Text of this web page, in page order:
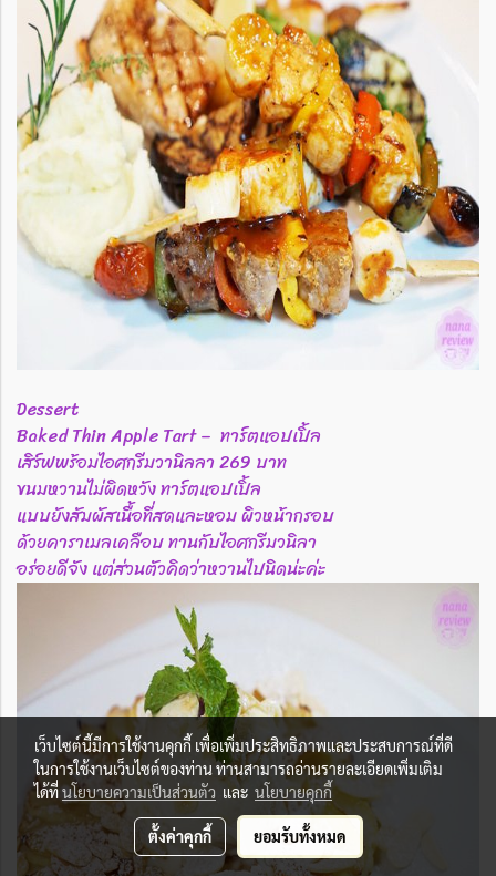
Dessert
Baked Thin Apple Tart – ทาร์ตแอปเปิ้ล
เสิร์ฟพร้อมไอศกรีมวานิลลา 269 บาท
ขนมหวานไม่ผิดหวัง ทาร์ตแอปเปิ้ล
แบบยังสัมผัสเนื้อที่สดและหอม ผิวหน้ากรอบ
ด้วยคาราเมลเคลือบ ทานกับไอศกรีมวนิลา
อร่อยดีจัง แต่ส่วนตัวคิดว่าหวานไปนิดน่ะค่ะ
เว็บไซต์นี้มีการใช้งานคุกกี้ เพื่อเพิ่มประสิทธิภาพและประสบการณ์ที่ดี
ในการใช้งานเว็บไซต์ของท่าน ท่านสามารถอ่านรายละเอียดเพิ่มเติม
ได้ที่นโยบายความเป็นส่วนตัว และ นโยบายคุกกี้
ตั้งค่าคุกกี้ ยอมรับทั้งหมด